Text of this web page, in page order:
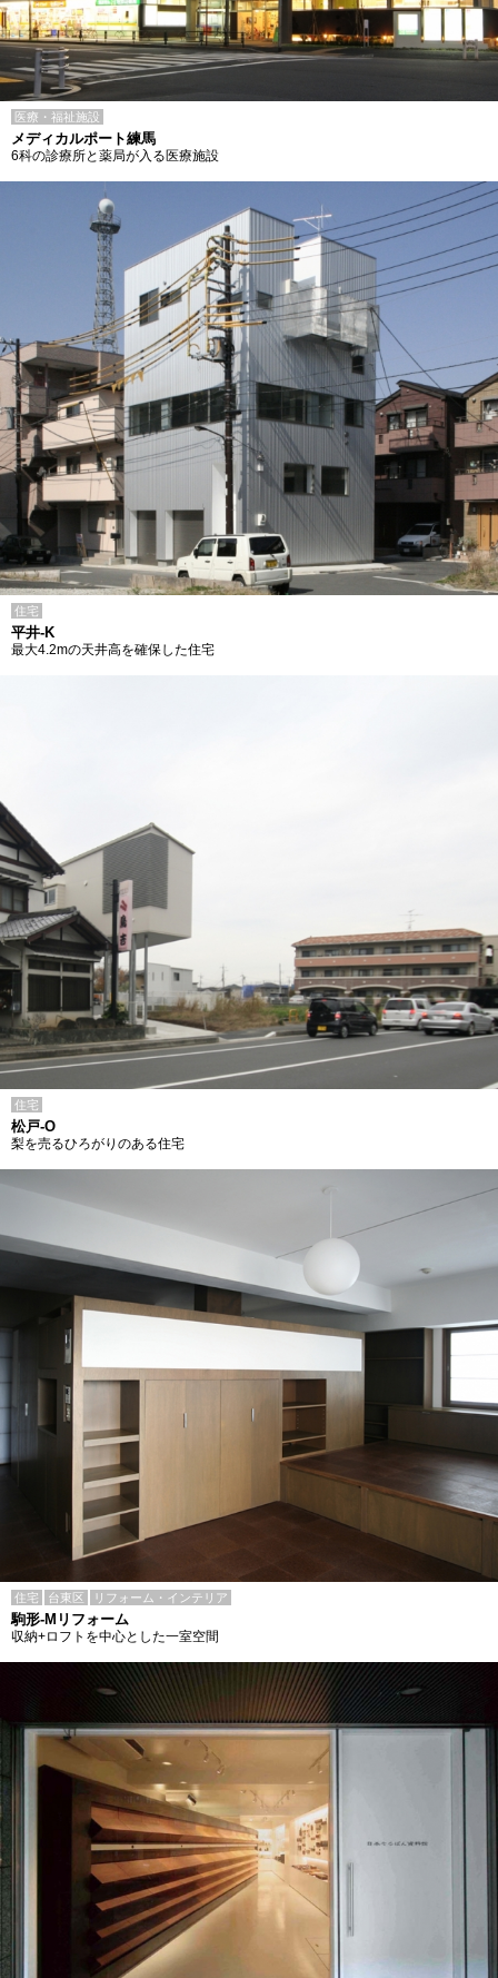
医療・福祉施設
メディカルポート練馬
6科の診療所と薬局が入る医療施設
住宅
平井-K
最大4.2mの天井高を確保した住宅
住宅
松戸-O
梨を売るひろがりのある住宅
住宅 台東区 リフォーム・インテリア
駒形-Mリフォーム
収納+ロフトを中心とした一室空間